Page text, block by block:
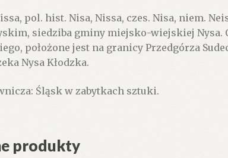
pol. hist. Nisa, Nissa, czes. Nisa, niem.
siedziba gminy miejsko-wiejskiej Nysa.
położone jest na granicy Przedgórza
Nysa Kłodzka.
Śląsk w zabytkach sztuki.
produkty